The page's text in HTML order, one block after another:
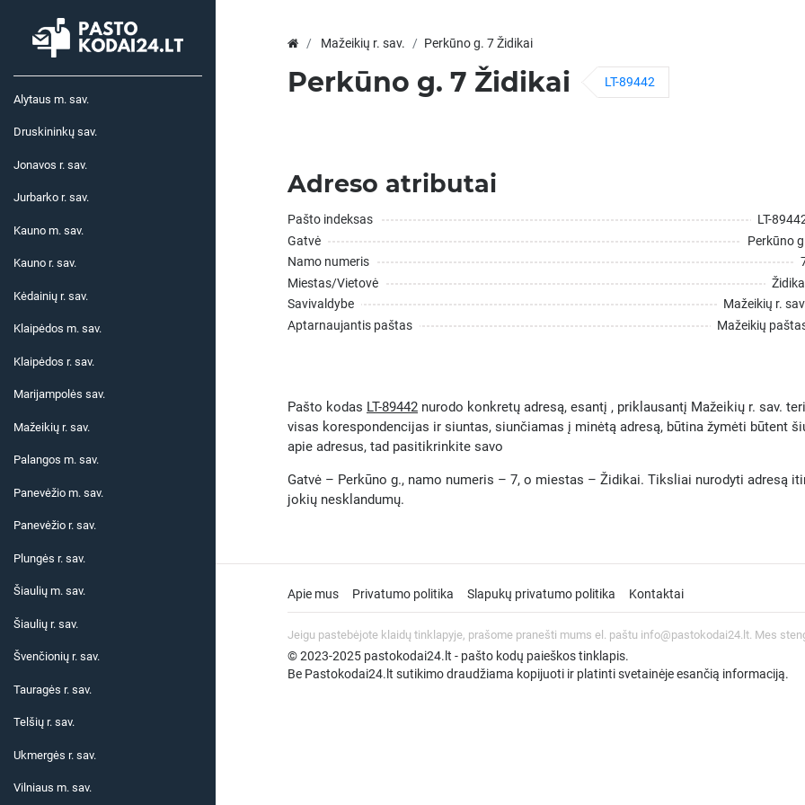
Alytaus m. sav.
Druskininkų sav.
Jonavos r. sav.
Jurbarko r. sav.
Kauno m. sav.
Kauno r. sav.
Kėdainių r. sav.
Klaipėdos m. sav.
Klaipėdos r. sav.
Marijampolės sav.
Mažeikių r. sav.
Palangos m. sav.
Panevėžio m. sav.
Panevėžio r. sav.
Plungės r. sav.
Šiaulių m. sav.
Šiaulių r. sav.
Švenčionių r. sav.
Tauragės r. sav.
Telšių r. sav.
Ukmergės r. sav.
Vilniaus m. sav.
Mažeikių r. sav. Perkūno g. 7 Židikai
Perkūno g. 7 Židikai LT-89442
Adreso atributai
Pašto indeksas
LT-
Gatvė
Perkūno
Namo numeris
Miestas/Vietovė
Savivaldybe
Mažeikių r.
Aptarnaujantis paštas
Mažeikių
Pašto kodas LT-89442 nurodo konkretų adresą, esantį , priklausantį Mažeikių r. sav.
visas korespondencijas ir siuntas, siunčiamas į minėtą adresą, būtina žymėti būtent
apie adresus, tad pasitikrinkite savo
Gatvė – Perkūno g., namo numeris – 7, o miestas – Židikai. Tiksliai nurodyti adresą
jokių nesklandumų.
Apie mus Privatumo politika Slapukų privatumo politika Kontaktai
Jeigu pastebėjote klaidų tinklapyje, prašome pranešti mums el. paštu info@pastokodai24.lt. Mes
© 2023-2025 pastokodai24.lt - pašto kodų paieškos tinklapis.
Be Pastokodai24.lt sutikimo draudžiama kopijuoti ir platinti svetainėje esančią informaciją.